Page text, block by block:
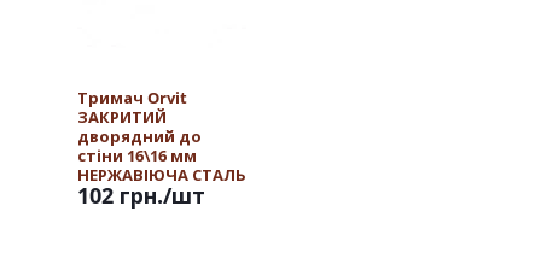
Тримач Orvit
ЗАКРИТИЙ
дворядний до
стіни 16\16 мм
НЕРЖАВІЮЧА СТАЛЬ
102 грн./шт